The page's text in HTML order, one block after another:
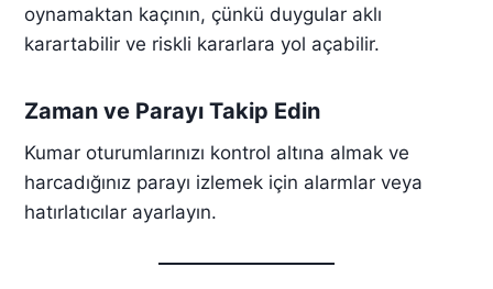
oynamaktan kaçının, çünkü duygular aklı
karartabilir ve riskli kararlara yol açabilir.
Zaman ve Parayı Takip Edin
Kumar oturumlarınızı kontrol altına almak ve
harcadığınız parayı izlemek için alarmlar veya
hatırlatıcılar ayarlayın.